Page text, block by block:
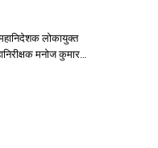
लोकायुक्त
मनोज कुमार…